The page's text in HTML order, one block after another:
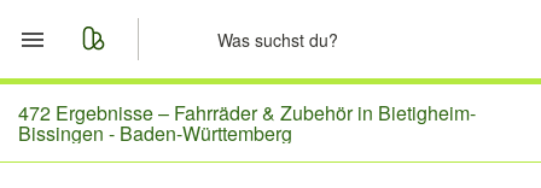
Start
Merkliste
472 Ergebnisse – Fahrräder & Zubehör in Bietigheim-
Bissingen - Baden-Württemberg